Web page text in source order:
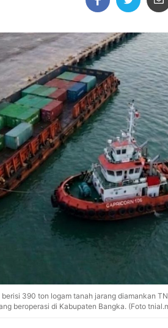
390 ton logam tanah jarang diamankan
beroperasi di Kabupaten Bangka. (Foto